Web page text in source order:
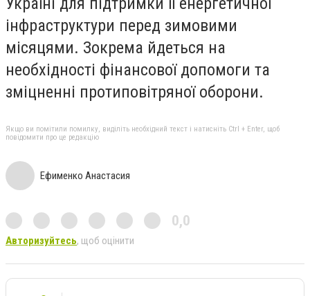
інфраструктури перед зимовими
місяцями. Зокрема йдеться на
необхідності фінансової допомоги та
зміцненні протиповітряної оборони.
Якщо ви помітили помилку, виділіть необхідний текст і натисніть Ctrl + Enter, щоб
повідомити про це редакцію
Ефименко Анастасия
0,0
Авторизуйтесь, щоб оцінити